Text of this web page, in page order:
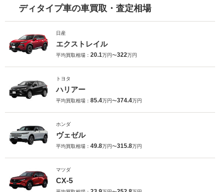
ディタイプ車の車買取・査定相場
日産
エクストレイル
平均買取相場： 20.1万円〜322万円
トヨタ
ハリアー
平均買取相場： 85.4万円〜374.4万円
ホンダ
ヴェゼル
平均買取相場： 49.8万円〜315.8万円
マツダ
CX-5